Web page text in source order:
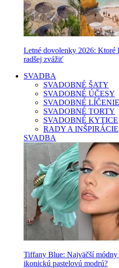
Letné dovolenky 2026: Ktoré
radšej zvážiť
SVADBA
SVADOBNÉ ŠATY
SVADOBNÉ ÚČESY
SVADOBNÉ LÍČENIE
SVADOBNÉ TORTY
SVADOBNÉ KYTICE
RADY A INŠPIRÁCIE
SVADBA
Tiffany Blue: Najväčší
ikonickú pastelovú modrú?